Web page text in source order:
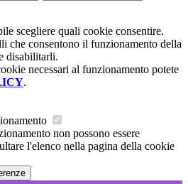
scegliere quali cookie consentire.
che consentono il funzionamento della
disabilitarli.
necessari al funzionamento potete
.
non possono essere
l'elenco nella pagina della cookie